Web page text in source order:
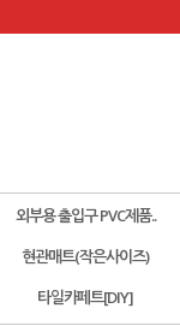
외부용 출입구 PVC제품..
현관매트(작은사이즈)
타일카페트[DIY]